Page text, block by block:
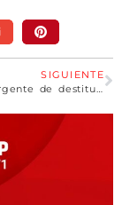
SIGUIENTE